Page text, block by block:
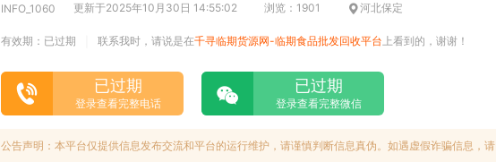
INFO_1060 更新于2025年10月30日 14:55:02 浏览：1901 河北保定
有效期：已过期 联系我时，请说是在千寻临期货源网-临期食品批发回收平台 上看到的，谢谢！
已过期
登录查看完整电话
已过期
登录查看完整微信
公告声明：本平台仅提供信息发布交流和平台的运行维护，请谨慎判断信息真伪。如遇虚假诈骗信息，请